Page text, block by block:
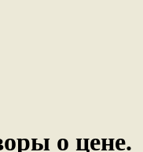
о цене.